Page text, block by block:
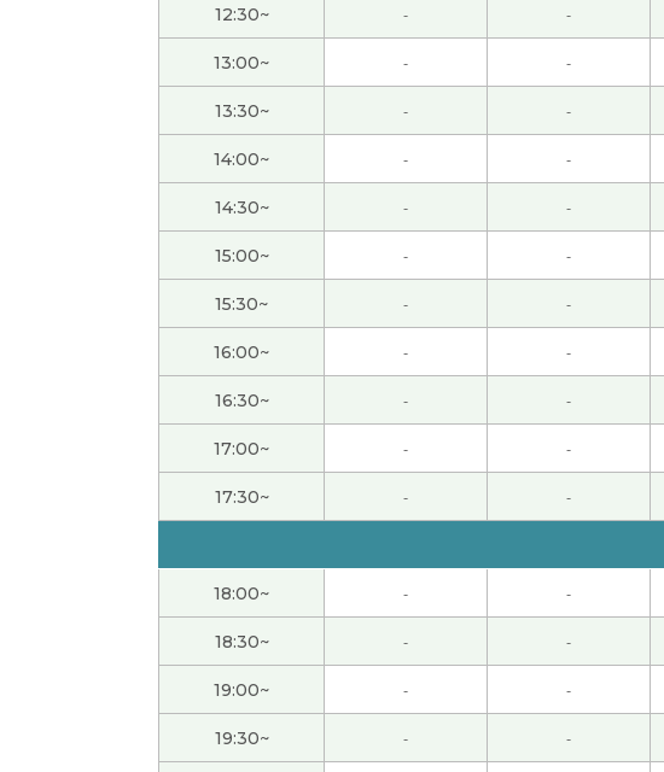
また、よろしくお願いします。( 50代 男性 )
( 40代 女性 )
( 40代 女性 )
谢谢老师，我一直想知道我的汉语的弱点是什么。很高兴这
いつも解説ありがとうございます。
また、よろしくお願いします。
また、よろしくお願い致します。( 50代 男性 )
いつもありがとうございます。
また、よろしくお願いします。( 50代 男性 )
谢谢您。下次也请多关心。 ( 50代 男性 )
いつもありがとうございます。また、よろしくお願いしま
12:30~ - -
13:00~ - -
13:30~ - -
14:00~ - -
14:30~ - -
15:00~ - -
15:30~ - -
16:00~ - -
16:30~ - -
17:00~ - -
17:30~ - -
18:00~ - -
18:30~ - -
19:00~ - -
19:30~ - -